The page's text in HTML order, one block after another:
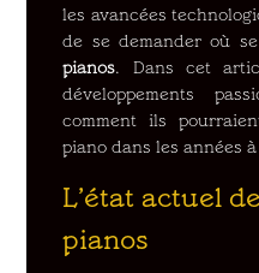
les avancées
de se demander où
pianos. Dans cet
développements
comment ils
piano dans les années
L’état actuel
pianos